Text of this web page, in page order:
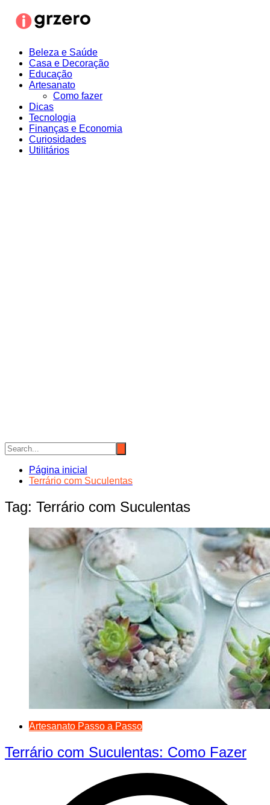
para
Beleza e Saúde
Casa e Decoração
Educação
Artesanato
Como fazer
Dicas
Tecnologia
Finanças e Economia
Curiosidades
Utilitários
Página inicial
Terrário com Suculentas
Tag: Terrário com Suculentas
Artesanato Passo a Passo
Terrário com Suculentas: Como Fazer